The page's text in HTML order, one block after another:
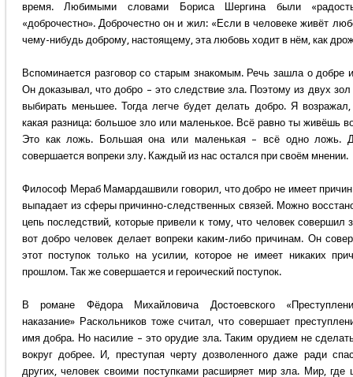
время. Любимыми словами Бориса Шергина были
«доброчестно». Доброчестно он и жил: «Если в человеке живёт
чему-нибудь доброму, настоящему, эта любовь ходит в нём, как
Вспоминается разговор со старым знакомым. Речь зашла о добре
Он доказывал, что добро – это следствие зла. Поэтому из двух
выбирать меньшее. Тогда легче будет делать добро. Я
какая разница: большое зло или маленькое. Всё равно ты живёшь
Это как ложь. Большая она или маленькая – всё одно ложь.
совершается вопреки злу. Каждый из нас остался при своём мнении.
Философ Мераб Мамардашвили говорил, что добро не имеет
выпадает из сферы причинно-следственных связей. Можно
цепь последствий, которые привели к тому, что человек совершил
вот добро человек делает вопреки каким-либо причинам. Он
этот поступок только на усилии, которое не имеет никаких
прошлом. Так же совершается и героический поступок.
В романе Фёдора Михайловича Достоевского
наказание» Раскольников тоже считал, что совершает
имя добра. Но насилие – это орудие зла. Таким орудием не
вокруг добрее. И, преступая черту дозволенного даже ради
других, человек своими поступками расширяет мир зла. Мир, где